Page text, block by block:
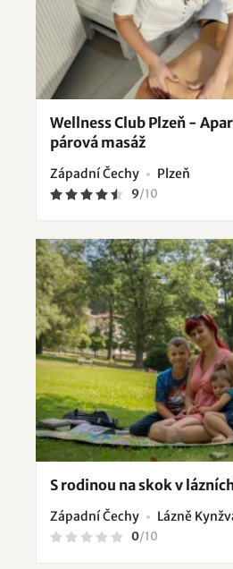
Wellness Club Plzeň -
párová masáž
Západní Čechy Plzeň
9/10
S rodinou na skok v
Západní Čechy Lázně
0/10